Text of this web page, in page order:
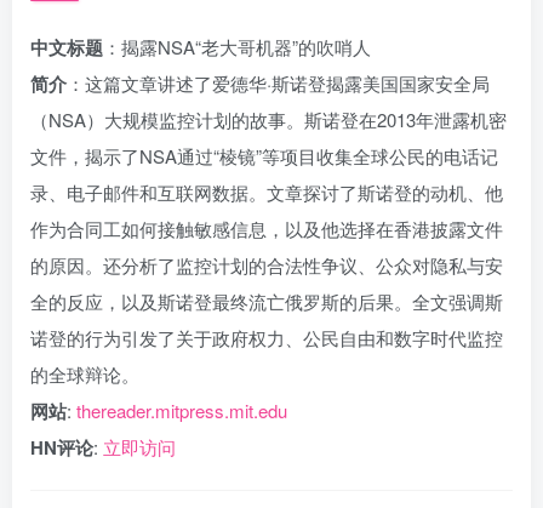
中文标题 ：揭露NSA“老大哥机器”的吹哨人
简介 ：这篇文章讲述了爱德华·斯诺登揭露美国国家安全局
（NSA）大规模监控计划的故事。斯诺登在2013年泄露机密
文件，揭示了NSA通过“棱镜”等项目收集全球公民的电话记
录、电子邮件和互联网数据。文章探讨了斯诺登的动机、他
作为合同工如何接触敏感信息，以及他选择在香港披露文件
的原因。还分析了监控计划的合法性争议、公众对隐私与安
全的反应，以及斯诺登最终流亡俄罗斯的后果。全文强调斯
诺登的行为引发了关于政府权力、公民自由和数字时代监控
的全球辩论。
网站: thereader.mitpress.mit.edu
HN评论: 立即访问